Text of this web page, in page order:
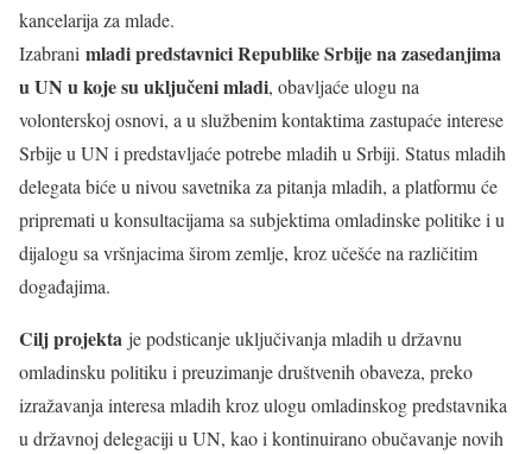
kancelarija za mlade.
Izabrani mladi predstavnici Republike Srbije na zasedanjima
u UN u koje su uključeni mladi, obavljaće ulogu na
volonterskoj osnovi, a u službenim kontaktima zastupaće interese
Srbije u UN i predstavljaće potrebe mladih u Srbiji. Status mladih
delegata biće u nivou savetnika za pitanja mladih, a platformu će
pripremati u konsultacijama sa subjektima omladinske politike i u
dijalogu sa vršnjacima širom zemlje, kroz učešće na različitim
događajima.
Cilj projekta je podsticanje uključivanja mladih u državnu
omladinsku politiku i preuzimanje društvenih obaveza, preko
izražavanja interesa mladih kroz ulogu omladinskog predstavnika
u državnoj delegaciji u UN, kao i kontinuirano obučavanje novih